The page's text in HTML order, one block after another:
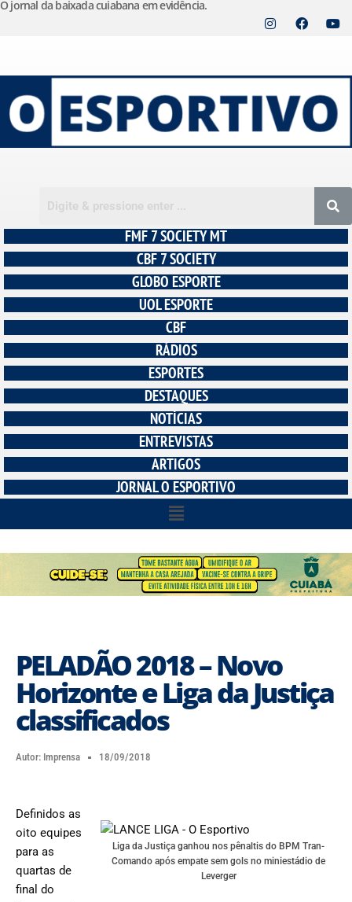
o
conteúdo
O jornal da baixada cuiabana em evidência.
FMF 7 SOCIETY MT
CBF 7 SOCIETY
GLOBO ESPORTE
UOL ESPORTE
CBF
RÁDIOS
ESPORTES
DESTAQUES
NOTÍCIAS
ENTREVISTAS
ARTIGOS
JORNAL O ESPORTIVO
PELADÃO 2018 – Novo
Horizonte e Liga da Justiça
classificados
Autor: Imprensa 18/09/2018
Liga da Justiça ganhou nos pênaltis do BPM Tran-
Comando após empate sem gols no miniestádio de
Leverger
Definidos as
oito equipes
para as
quartas de
final do